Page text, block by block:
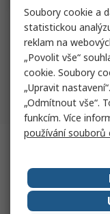
1
Počet
Testování a
Soubory cookie a
statistickou
reklam na
„Povolit vše“
cookie. Soubory
„Upravit
„Odmítnout vše“.
funkcím. Více
používání souborů